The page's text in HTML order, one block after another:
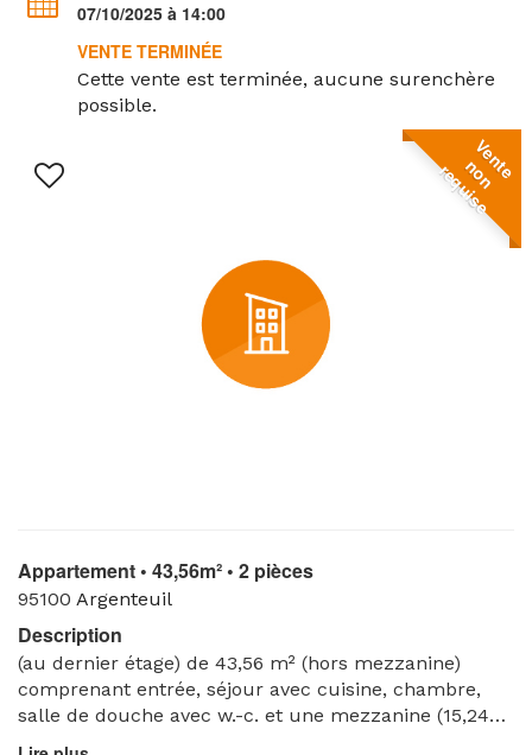
07/10/2025 à 14:00
VENTE TERMINÉE
Cette vente est terminée, aucune surenchère
possible.
V
e
n
t
e
n
o
n
r
e
q
u
i
s
e
Appartement • 43,56m² • 2 pièces
95100 Argenteuil
Description
(au dernier étage) de 43,56 m² (hors mezzanine)
comprenant entrée, séjour avec cuisine, chambre,
salle de douche avec w.-c. et une mezzanine (15,24